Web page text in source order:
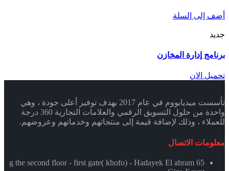
أضف إلى السلة
جديد
برنامج إدارة المخازن
تحميل الان
تأسست ميديابووم في عام 2017 بهدف توفير أعلى جودة ، وهي
واحدة من حلول التسويق الرقمي والعلامات التجارية 360 درجة
للعملاء ، وذلك لإضافة قيمة إلى منتجاتهم وخدماتهم وعروضهم.
معلومات الاتصال
65 g the second floor - first gate( khofo) - Hadayek El ahram